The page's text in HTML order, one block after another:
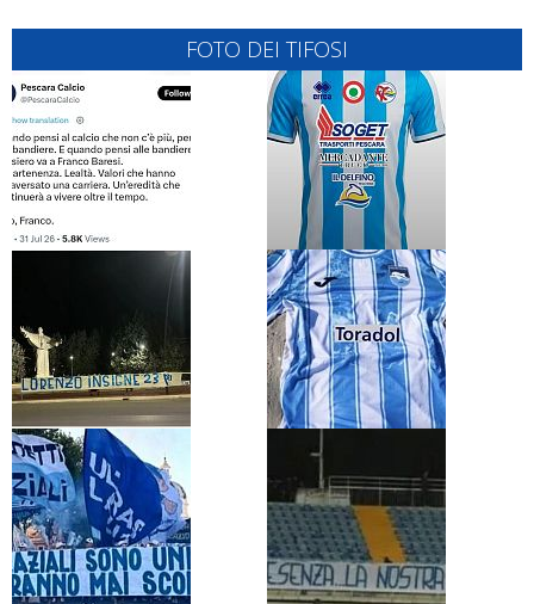
FOTO DEI TIFOSI